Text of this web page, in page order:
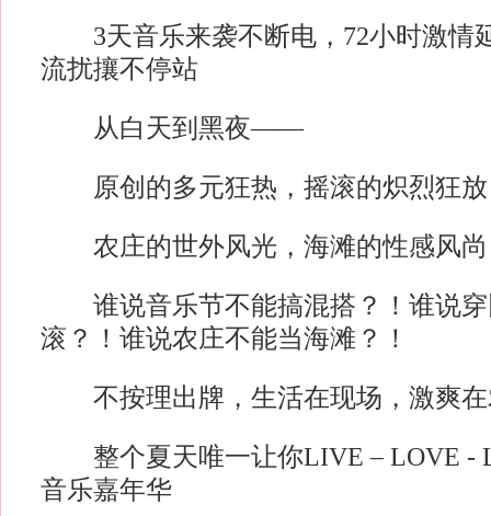
3天音乐来袭不断电，72小时激情
流扰攘不停站
从白天到黑夜——
原创的多元狂热，摇滚的炽烈狂放
农庄的世外风光，海滩的性感风尚
谁说音乐节不能搞混搭？！谁说穿
滚？！谁说农庄不能当海滩？！
不按理出牌，生活在现场，激爽在
整个夏天唯一让你LIVE – LOVE -
音乐嘉年华